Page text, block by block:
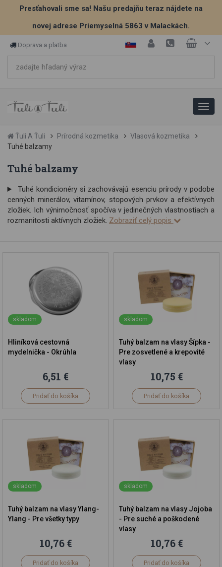
Presťahovali sme sa! Našu predajňu teraz nájdete na
novej adrese Priemyselná 5863 v Malackách.
Doprava a platba
Ťuli A Ťuli Prírodná kozmetika
Vlasová kozmetika
Tuhé balzamy
Tuhé balzamy
Tuhé kondicionéry si zachovávajú esenciu prírody v podobe
cenných minerálov, vitamínov, stopových prvkov a efektívnych
zložiek. Ich výnimočnosť spočíva v jedinečných vlastnostiach a
rozmanitosti aktívnych zložiek. Zobraziť celý popis
skladom
Hliníková cestovná
mydelnička - Okrúhla
6,51 €
Pridať do košíka
skladom
Tuhý balzam na vlasy Šípka -
Pre zosvetlené a krepovité
vlasy
10,75 €
Pridať do košíka
skladom
Tuhý balzam na vlasy Ylang-
Ylang - Pre všetky typy
10,76 €
Pridať do košíka
skladom
Tuhý balzam na vlasy Jojoba
- Pre suché a poškodené
vlasy
10,76 €
Pridať do košíka